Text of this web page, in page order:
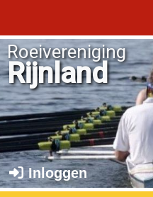
Roeivereniging
Rijnland
Inloggen